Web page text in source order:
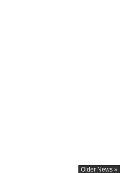
Older News »